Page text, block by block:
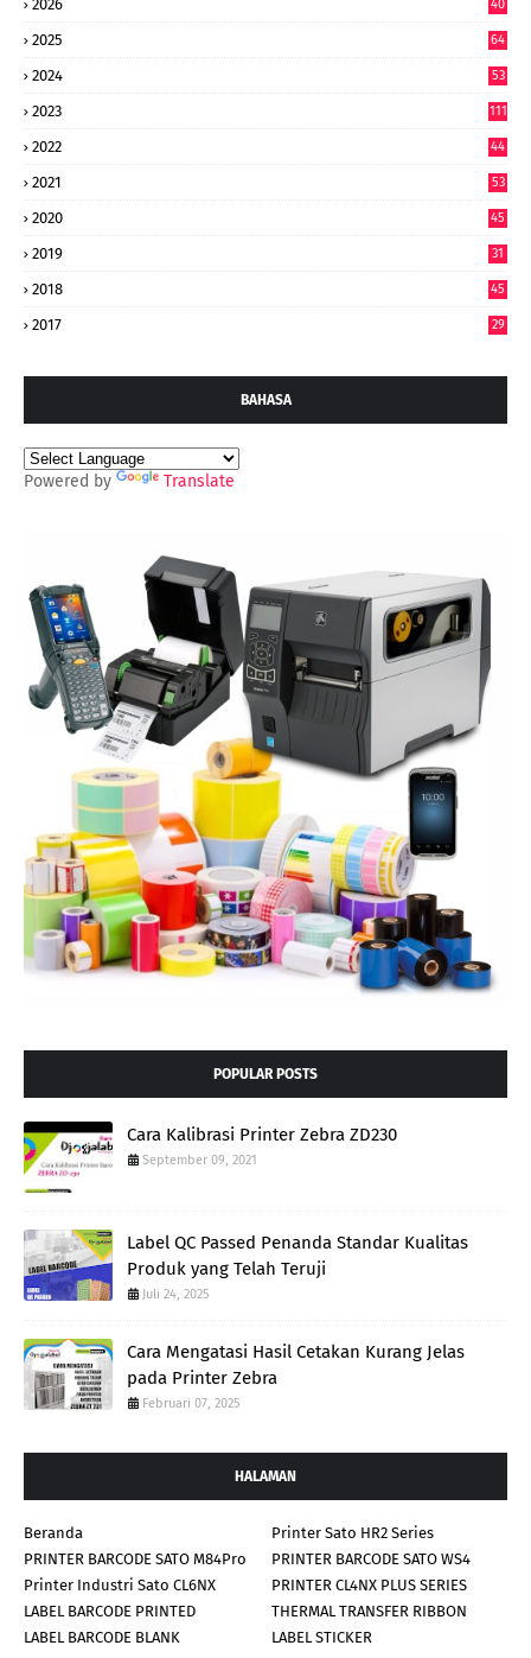
2026
40
2025
64
2024
53
2023 111
2022
44
2021 53
2020 45
2019 31
2018 45
2017 29
BAHASA
Powered by Translate
POPULAR POSTS
Cara Kalibrasi Printer Zebra ZD230
September 09, 2021
Label QC Passed Penanda Standar Kualitas
Produk yang Telah Teruji
Juli 24, 2025
Cara Mengatasi Hasil Cetakan Kurang Jelas
pada Printer Zebra
Februari 07, 2025
HALAMAN
Beranda
Printer Sato HR2 Series
PRINTER BARCODE SATO M84Pro
PRINTER BARCODE SATO WS4
Printer Industri Sato CL6NX
PRINTER CL4NX PLUS SERIES
LABEL BARCODE PRINTED
THERMAL TRANSFER RIBBON
LABEL BARCODE BLANK
LABEL STICKER